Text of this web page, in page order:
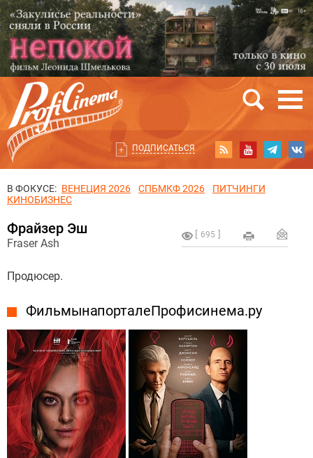
ПОДПИСАТЬСЯ
В ФОКУСЕ: ВЕНЕЦИЯ 2026 СПБМКФ 2026
ПИТЧИНГИ
КИНОБИЗНЕС
695
Фрайзер Эш
Fraser Ash
Продюсер.
Фильмы на портале Профисинема.ру